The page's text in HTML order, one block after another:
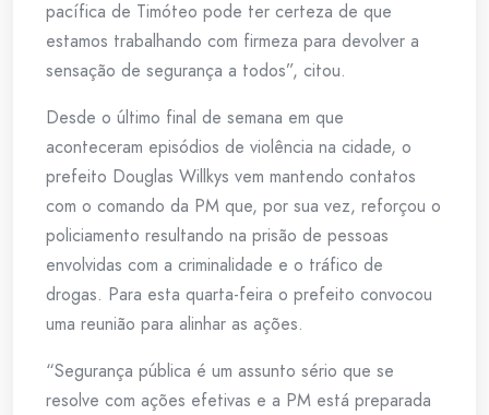
pacífica de Timóteo pode ter certeza de que
estamos trabalhando com firmeza para devolver a
sensação de segurança a todos”, citou.
Desde o último final de semana em que
aconteceram episódios de violência na cidade, o
prefeito Douglas Willkys vem mantendo contatos
com o comando da PM que, por sua vez, reforçou o
policiamento resultando na prisão de pessoas
envolvidas com a criminalidade e o tráfico de
drogas. Para esta quarta-feira o prefeito convocou
uma reunião para alinhar as ações.
“Segurança pública é um assunto sério que se
resolve com ações efetivas e a PM está preparada